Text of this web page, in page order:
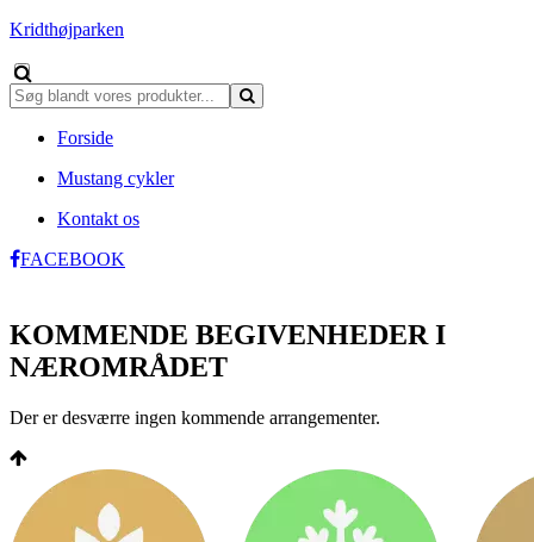
Kridthøjparken
Forside
Mustang cykler
Kontakt os
FACEBOOK
KOMMENDE BEGIVENHEDER I
NÆROMRÅDET
Der er desværre ingen kommende arrangementer.